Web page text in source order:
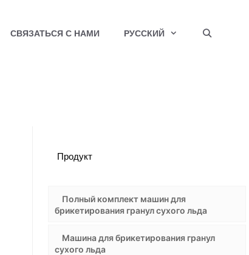
СВЯЗАТЬСЯ С НАМИ РУССКИЙ
Продукт
Полный комплект машин для
брикетирования гранул сухого льда
Машина для брикетирования гранул
сухого льда